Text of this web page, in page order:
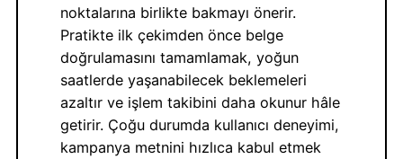
noktalarına birlikte bakmayı önerir.
Pratikte ilk çekimden önce belge
doğrulamasını tamamlamak, yoğun
saatlerde yaşanabilecek beklemeleri
azaltır ve işlem takibini daha okunur hâle
getirir. Çoğu durumda kullanıcı deneyimi,
kampanya metnini hızlıca kabul etmek